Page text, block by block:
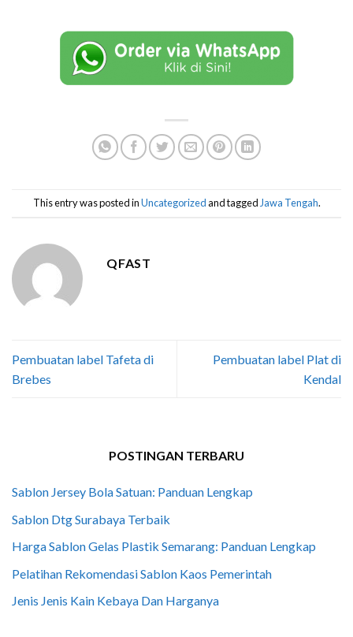
This entry was posted inUncategorizedand tagged Jawa Tengah.
QFAST
Pembuatan label Tafeta di
Brebes
Pembuatan label Plat di
Kendal
POSTINGAN TERBARU
Sablon Jersey Bola Satuan: Panduan Lengkap
Sablon Dtg Surabaya Terbaik
Harga Sablon Gelas Plastik Semarang: Panduan Lengkap
Pelatihan Rekomendasi Sablon Kaos Pemerintah
Jenis Jenis Kain Kebaya Dan Harganya